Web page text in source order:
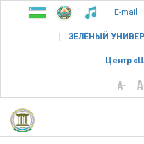
E-mail
ЗЕЛЁНЫЙ
Центр